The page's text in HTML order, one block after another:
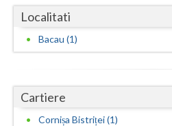
Iasi
Mehedinti
Mures
Localitati
Bacau (1)
Cartiere
Cornișa Bistriței (1)